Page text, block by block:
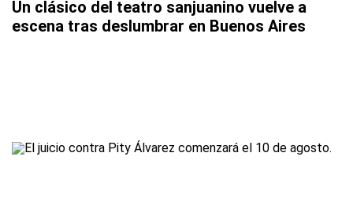
Un clásico del teatro sanjuanino vuelve a
escena tras deslumbrar en Buenos Aires